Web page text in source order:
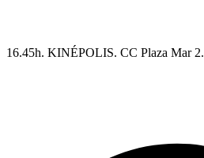
16.45h. KINÉPOLIS. CC Plaza Mar 2.